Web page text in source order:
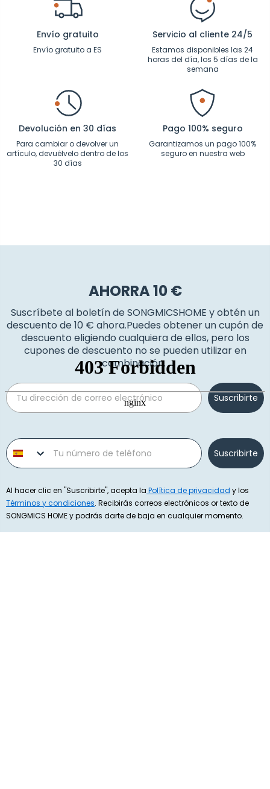
Envío gratuito
Envío gratuito a ES
Servicio al cliente 24/5
Estamos disponibles las 24
horas del día, los 5 días de la
semana
Devolución en 30 días
Para cambiar o devolver un
artículo, devuélvelo dentro de los
30 días
Pago 100% seguro
Garantizamos un pago 100%
seguro en nuestra web
AHORRA 10 €
Suscríbete al boletín de SONGMICSHOME y obtén un
descuento de 10 € ahora.Puedes obtener un cupón de
descuento eligiendo cualquiera de ellos, pero los
cupones de descuento no se pueden utilizar en
combinación.
Email
Suscribirte
Phone number
Suscribirte
Al hacer clic en "Suscribirte", acepta la Política de privacidad y los
Términos y condiciones. Recibirás correos electrónicos or texto de
SONGMICS HOME y podrás darte de baja en cualquier momento.